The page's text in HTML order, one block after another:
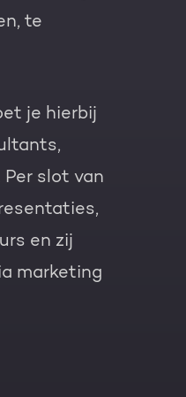
te
je hierbij
slot van
en zij
marketing